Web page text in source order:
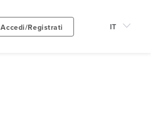
Accedi/Registrati